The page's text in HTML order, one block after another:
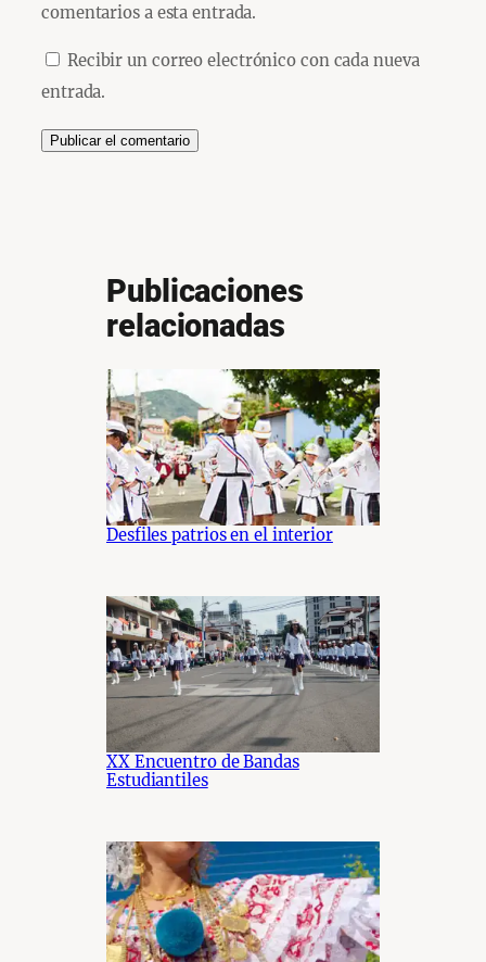
comentarios a esta entrada.
Recibir un correo electrónico con cada nueva
entrada.
Publicaciones
relacionadas
Desfiles patrios en el interior
XX Encuentro de Bandas
Estudiantiles